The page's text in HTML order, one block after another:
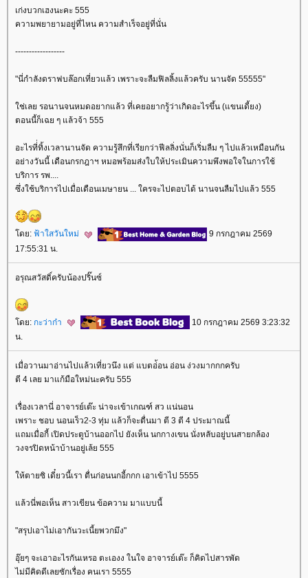
เก่งบวกเฮงนะคะ 555
ความพยายามอยู่ที่ไหน ความสำเร็จอยู่ที่นั่น
------------------
"นี่กำลังดราฟบล๊อกเที่ยวแล้ว เพราะจะลืมฟิลลิ้งแล้วครับ นานจัด 55555"
ช่เลย รอนานจนหมดอยากแล้ว ที่เคยอยากรู้ว่าเกิดอะไรขึ้น (แขนเดี้ยง)
ตอนนี้ก็เฉย ๆ แล้วจ้า 555
อะไรที่่ทิ้งเวลานานจัด ความรู้สึกที่เรียกว่าฟีลลิ่งนั่นก็เริ่มลืม ๆ ไปแล้วเหมือนกัน
อย่างวันนี้ เดือนกรกฎาฯ หมอพร้อมส่งใบให้ประเมินความพึงพอใจในการใช้
บริการ รพ....
ซึ่งใช้บริการไปเมื่อเดือนเมษายน ... ใครจะไปตอบได้ นานจนลืมไปแล้ว 555
ดย: ฟ้าใสวันใหม่
9 กรกฎาคม 2569
17:55:31 น.
อรุณสวัสดิ์ครับน้องปริ๊นซ์
ดย: กะว่าก๋า
10 กรกฎาคม 2569 3:23:32
น.
เมื่อวานมาอ่านไปแล้วเที่ยวนึง แต่ แบตอ่้อน อ่อน ง่วงมากกกครับ
ตี 4 เลย มาแก้มือใหม่นะครับ 555
เรื่องเวลานี่ อาจารย์เต๊ะ น่าจะเข้าเกณฑ์ สว แน่นอน
เพราะ ชอบ นอนเร็ว2-3 ทุ่ม แล้วก็จะตื่นมา ตี 3 ตี 4 ประมาณนี้
ถมเมื่อกี้ เปิดประตูบ้านออกไป ยังเห็น นกกางเขน นั่งหลับอยู่บนสายกล้อง
วงจรปิดหน้าบ้านอยู่เล้ย 555
ห้ตายซิ เดี๋ยวนี้เรา ตื่นก่อนนกอี้กกก เอาเข้าไป 5555
ล้วนี่พอเห็น สาวเขียน ข้อความ มาแบบนี้
"สรุปเอาไม่เอากันวะเนี้ยพวกมึง"
อุ๊ยๆ จะเอาอะไรกันเหรอ ตะเองง ในใจ อาจารย์เต๊ะ ก็คิดไปสารพัด
ไม่มีคิดดีเลยซักเรื่อง คนเรา 5555